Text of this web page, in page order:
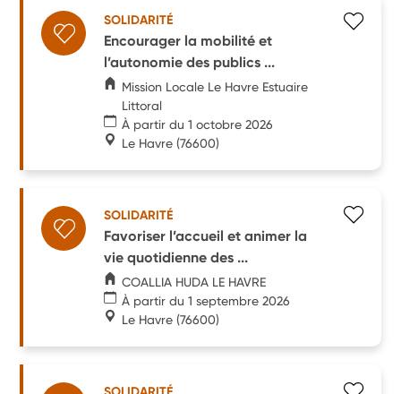
SOLIDARITÉ
Encourager la mobilité et
l’autonomie des publics ...
Mission Locale Le Havre Estuaire
Littoral
À partir du 1 octobre 2026
Le Havre (76600)
SOLIDARITÉ
Favoriser l’accueil et animer la
vie quotidienne des ...
COALLIA HUDA LE HAVRE
À partir du 1 septembre 2026
Le Havre (76600)